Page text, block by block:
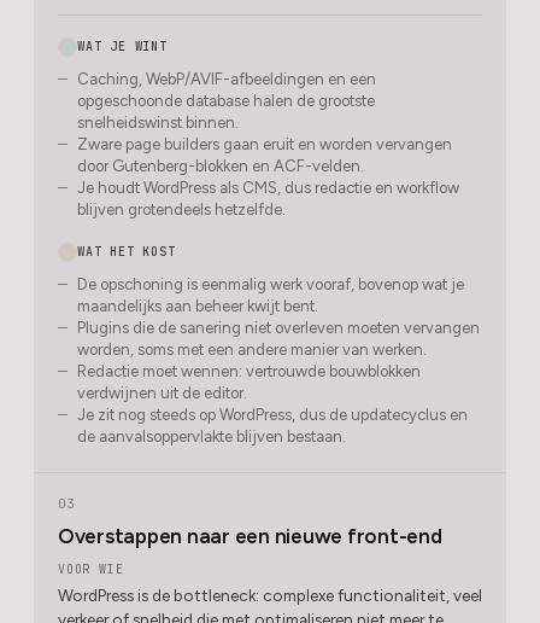
WAT JE WINT
Caching, WebP/AVIF-afbeeldingen en een
opgeschoonde database halen de grootste
snelheidswinst binnen.
Zware page builders gaan eruit en worden vervangen
door Gutenberg-blokken en ACF-velden.
Je houdt WordPress als CMS, dus redactie en workflow
blijven grotendeels hetzelfde.
WAT HET KOST
De opschoning is eenmalig werk vooraf, bovenop wat je
maandelijks aan beheer kwijt bent.
Plugins die de sanering niet overleven moeten vervangen
worden, soms met een andere manier van werken.
Redactie moet wennen: vertrouwde bouwblokken
verdwijnen uit de editor.
Je zit nog steeds op WordPress, dus de updatecyclus en
de aanvalsoppervlakte blijven bestaan.
03
Overstappen naar een nieuwe front-end
VOOR WIE
WordPress is de bottleneck: complexe functionaliteit, veel